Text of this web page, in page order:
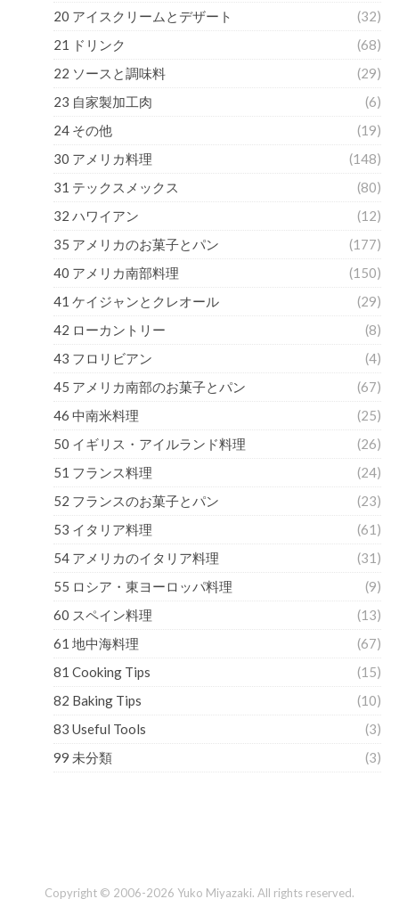
20 アイスクリームとデザート
(32)
21 ドリンク
(68)
22 ソースと調味料
(29)
23 自家製加工肉
(6)
24 その他
(19)
30 アメリカ料理
(148)
31 テックスメックス
(80)
32 ハワイアン
(12)
35 アメリカのお菓子とパン
(177)
40 アメリカ南部料理
(150)
41 ケイジャンとクレオール
(29)
42 ローカントリー
(8)
43 フロリビアン
(4)
45 アメリカ南部のお菓子とパン
(67)
46 中南米料理
(25)
50 イギリス・アイルランド料理
(26)
51 フランス料理
(24)
52 フランスのお菓子とパン
(23)
53 イタリア料理
(61)
54 アメリカのイタリア料理
(31)
55 ロシア・東ヨーロッパ料理
(9)
60 スペイン料理
(13)
61 地中海料理
(67)
81 Cooking Tips
(15)
82 Baking Tips
(10)
83 Useful Tools
(3)
99 未分類
(3)
Copyright © 2006-2026 Yuko Miyazaki. All rights reserved.